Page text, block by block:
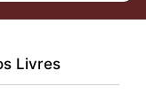
Livres